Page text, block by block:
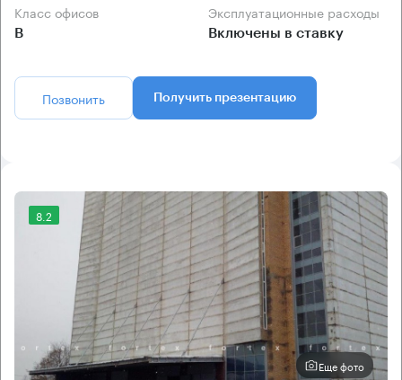
Класс офисов
B
Эксплуатационные расходы
Включены в ставку
Позвонить Получить презентацию
8.2
Еще фото